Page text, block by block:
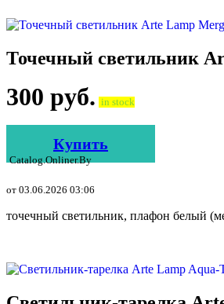
Точечный светильник
300 руб. in stock
Купить
Catalog.onliner.by
от 03.06.2026 03:06
точечный светильник, плафон белый